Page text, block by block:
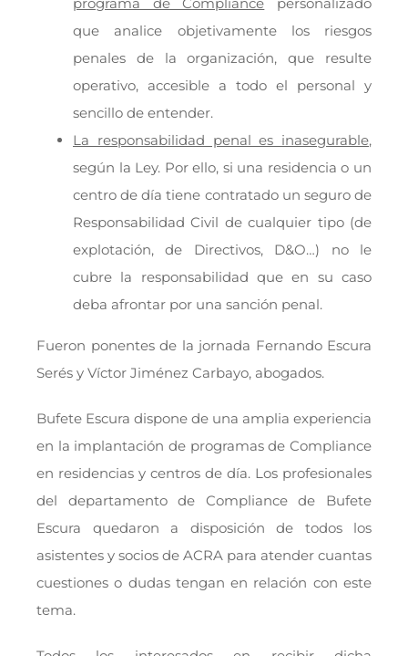
programa de Compliance personalizado
que analice objetivamente los riesgos
penales de la organización, que resulte
operativo, accesible a todo el personal y
sencillo de entender.
La responsabilidad penal es inasegurable,
según la Ley. Por ello, si una residencia o un
centro de día tiene contratado un seguro de
Responsabilidad Civil de cualquier tipo (de
explotación, de Directivos, D&O…) no le
cubre la responsabilidad que en su caso
deba afrontar por una sanción penal.
Fueron ponentes de la jornada Fernando Escura
Serés y Víctor Jiménez Carbayo, abogados.
Bufete Escura dispone de una amplia experiencia
en la implantación de programas de Compliance
en residencias y centros de día. Los profesionales
del departamento de Compliance de Bufete
Escura quedaron a disposición de todos los
asistentes y socios de ACRA para atender cuantas
cuestiones o dudas tengan en relación con este
tema.